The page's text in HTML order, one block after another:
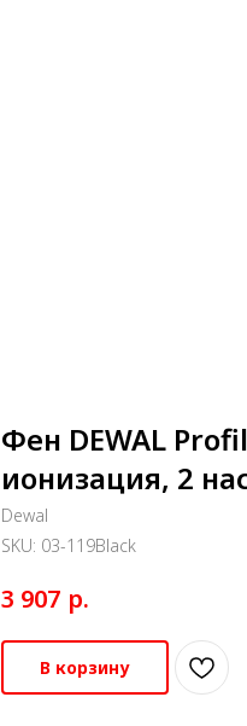
Фен DEWAL
ионизация, 2
Dewal
SKU: 03-119Black
3 907 р.
В корзину